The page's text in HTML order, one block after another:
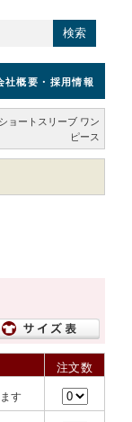
検索
社概要 ・採用情報
ョートスリーブ ワン
ピース
注文数
す